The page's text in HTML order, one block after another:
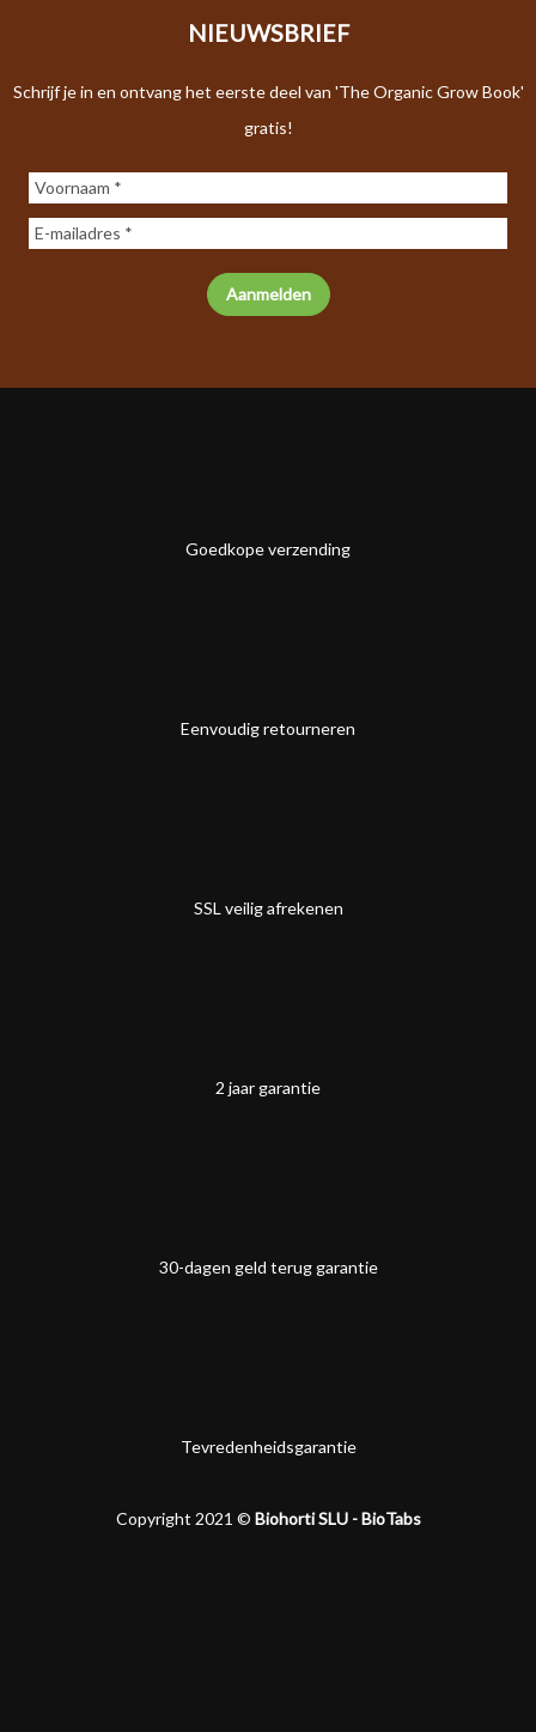
NIEUWSBRIEF
Schrijf je in en ontvang het eerste deel van 'The Organic Grow Book'
gratis!
Goedkope verzending
Eenvoudig retourneren
SSL veilig afrekenen
2 jaar garantie
30-dagen geld terug garantie
Tevredenheidsgarantie
Copyright 2021 © Biohorti SLU - BioTabs